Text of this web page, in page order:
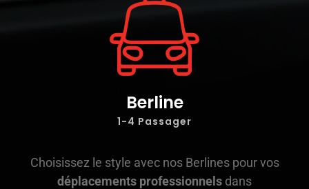
Berline
1-4 Passager
Choisissez le style avec nos Berlines pour vos
déplacements professionnels dans